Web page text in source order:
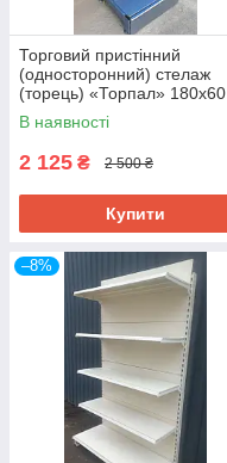
Торговий пристінний
(односторонний) стелаж
(торець) «Торпал» 180х60
см., RAL-7024, Б/у
В наявності
2 125 ₴ 2 500 ₴
Купити
–8%